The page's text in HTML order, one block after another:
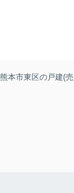
熊本市東区の戸建(